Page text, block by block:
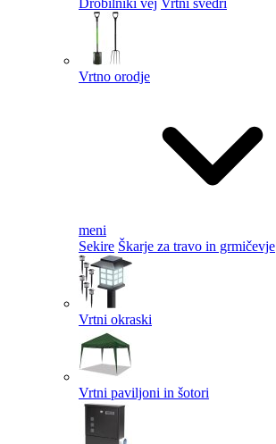
Drobilniki vej Vrtni svedri
Vrtno orodje
meni
Sekire Škarje za travo in grmičevje
Vrtni okraski
Vrtni paviljoni in šotori